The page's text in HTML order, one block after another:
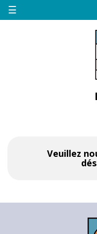
Basculer
la
☰
Veuillez